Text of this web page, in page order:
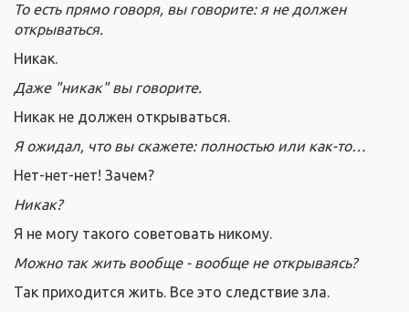
То есть прямо говоря, вы говорите: я не должен
открываться.
Никак.
Даже "никак" вы говорите.
Никак не должен открываться.
Я ожидал, что вы скажете: полностью или как-то…
Нет-нет-нет! Зачем?
Никак?
Я не могу такого советовать никому.
Можно так жить вообще - вообще не открываясь?
Так приходится жить. Все это следствие зла.